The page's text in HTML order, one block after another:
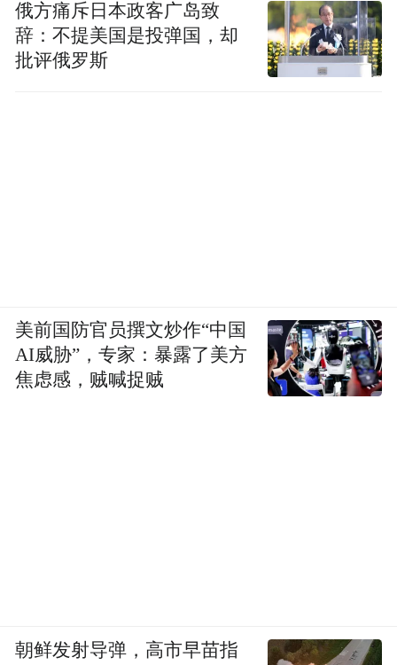
俄方痛斥日本政客广岛致
辞：不提美国是投弹国，却
批评俄罗斯
美前国防官员撰文炒作“中国
AI威胁”，专家：暴露了美方
焦虑感，贼喊捉贼
朝鲜发射导弹，高市早苗指